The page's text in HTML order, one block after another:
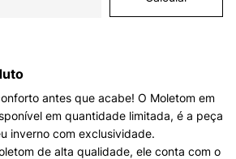
antes que acabe! O Moletom em
em quantidade limitada, é a peça
inverno com exclusividade.
de alta qualidade, ele conta com o